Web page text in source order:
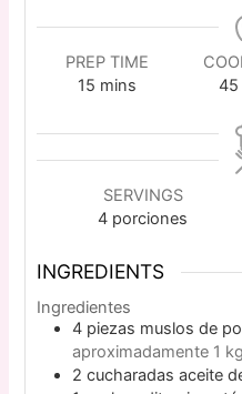
PREP TIME
15 mins
45
SERVINGS
4 porciones
INGREDIENTS
Ingredientes
4 piezas muslos de
aproximadamente 1
2 cucharadas aceite